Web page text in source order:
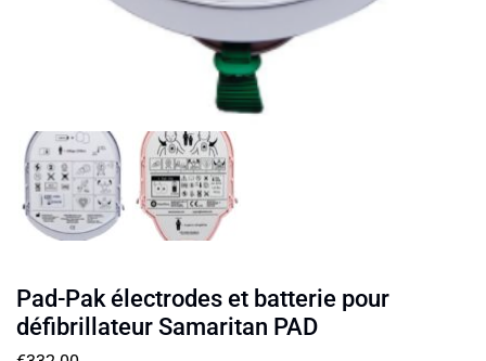
Pad-Pak électrodes et batterie pour
défibrillateur Samaritan PAD